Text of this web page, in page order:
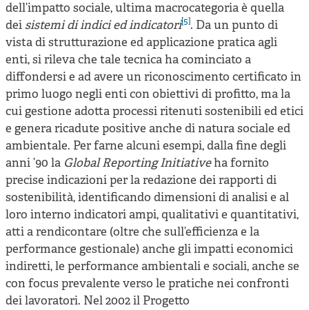
dell’impatto sociale, ultima macrocategoria è quella
dei sistemi di indici ed indicatori[5]. Da un punto di
vista di strutturazione ed applicazione pratica agli
enti, si rileva che tale tecnica ha cominciato a
diffondersi e ad avere un riconoscimento certificato in
primo luogo negli enti con obiettivi di profitto, ma la
cui gestione adotta processi ritenuti sostenibili ed etici
e genera ricadute positive anche di natura sociale ed
ambientale. Per farne alcuni esempi, dalla fine degli
anni ’90 la Global Reporting Initiativeha fornito
precise indicazioni per la redazione dei rapporti di
sostenibilità, identificando dimensioni di analisi e al
loro interno indicatori ampi, qualitativi e quantitativi,
atti a rendicontare (oltre che sull’efficienza e la
performance gestionale) anche gli impatti economici
indiretti, le performance ambientali e sociali, anche se
con focus prevalente verso le pratiche nei confronti
dei lavoratori. Nel 2002 il Progetto